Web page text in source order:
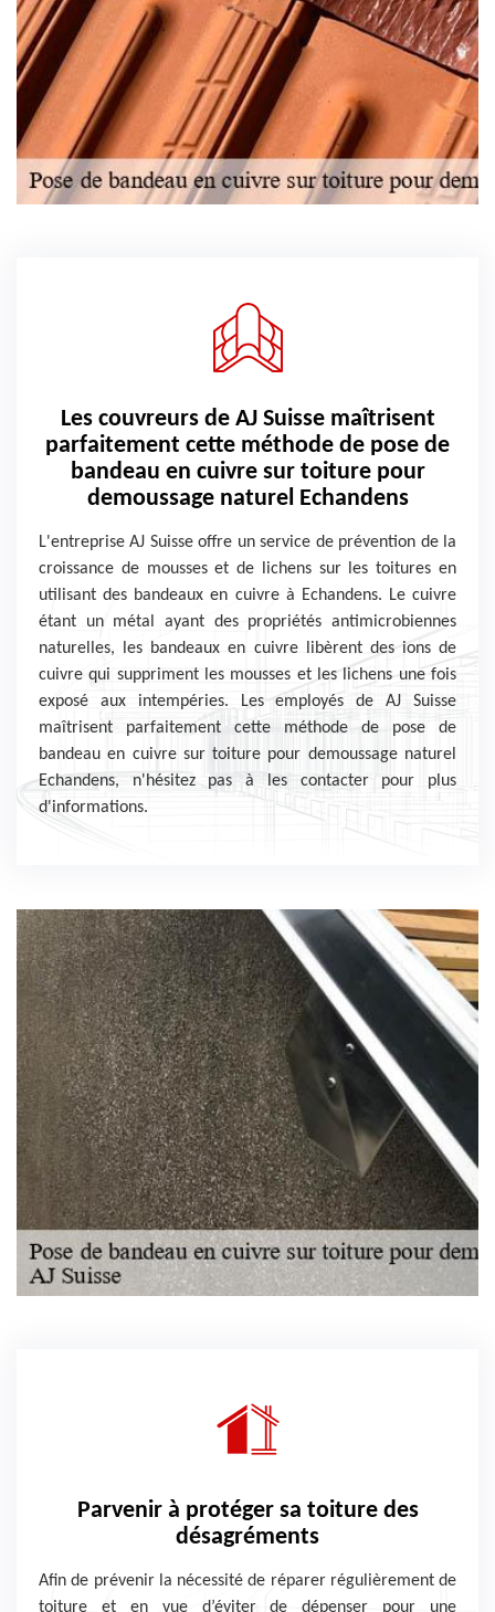
Les couvreurs de AJ Suisse maîtrisent
parfaitement cette méthode de pose de
bandeau en cuivre sur toiture pour
demoussage naturel Echandens
L'entreprise AJ Suisse offre un service de prévention de la
croissance de mousses et de lichens sur les toitures en
utilisant des bandeaux en cuivre à Echandens. Le cuivre
étant un métal ayant des propriétés antimicrobiennes
naturelles, les bandeaux en cuivre libèrent des ions de
cuivre qui suppriment les mousses et les lichens une fois
exposé aux intempéries. Les employés de AJ Suisse
maîtrisent parfaitement cette méthode de pose de
bandeau en cuivre sur toiture pour demoussage naturel
Echandens, n'hésitez pas à les contacter pour plus
d'informations.
Parvenir à protéger sa toiture des
désagréments
Afin de prévenir la nécessité de réparer régulièrement de
toiture et en vue d’éviter de dépenser pour une